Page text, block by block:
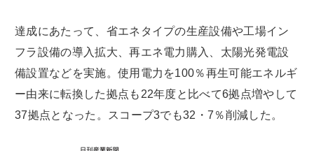
達成にあたって、省エネタイプの生産設備や工場イン
フラ設備の導入拡大、再エネ電力購入、太陽光発電設
備設置などを実施。使用電力を100％再生可能エネルギ
ー由来に転換した拠点も22年度と比べて6拠点増やして
37拠点となった。スコープ3でも32・7％削減した。